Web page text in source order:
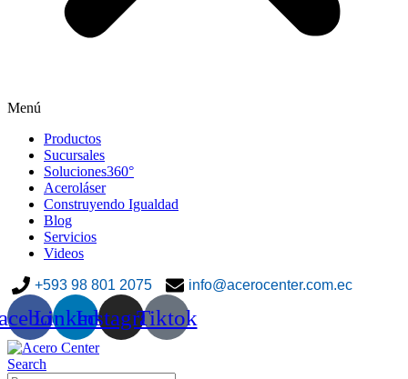
Menú
Productos
Sucursales
Soluciones360°
Aceroláser
Construyendo Igualdad
Blog
Servicios
Videos
+593 98 801 2075 info@acerocenter.com.ec
LinkedinInstagramTiktok
Search